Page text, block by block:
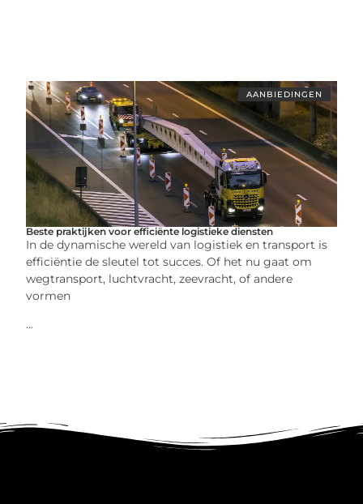
AANBIEDINGEN
Beste praktijken voor efficiënte logistieke diensten
In de dynamische wereld van logistiek en transport is
efficiëntie de sleutel tot succes. Of het nu gaat om
wegtransport, luchtvracht, zeevracht, of andere
vormen
...